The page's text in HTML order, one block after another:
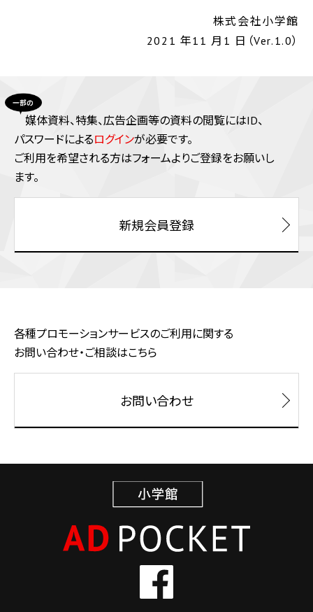
株式会社小学館
2021 年11 月1 日（Ver.1.0）
媒体資料、特集、広告企画等の資料の閲覧にはID、
パスワードによるログインが必要です。
ご利⽤を希望される⽅はフォームよりご登録をお願いし
ます。
新規会員登録
各種プロモーションサービスのご利用に関する
お問い合わせ・ご相談はこちら
お問い合わせ